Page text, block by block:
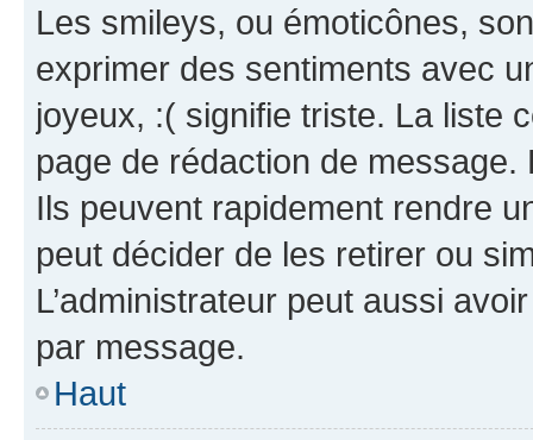
Les smileys, ou émoticônes,
exprimer des sentiments avec
joyeux, :( signifie triste. La liste
page de rédaction de
Ils peuvent rapidement rendre
peut décider de les retirer ou
L’administrateur peut aussi
par message.
Haut